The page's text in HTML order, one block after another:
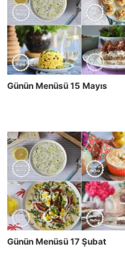
Günün Menüsü 15 Mayıs
Günün Menüsü 17 Şubat